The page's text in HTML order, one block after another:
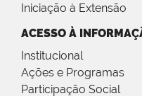
Iniciação à Extensão
ACESSO À
Institucional
Ações e Programas
Participação Social